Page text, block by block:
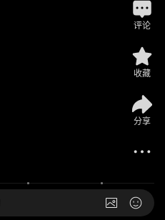
评论
收藏
分享